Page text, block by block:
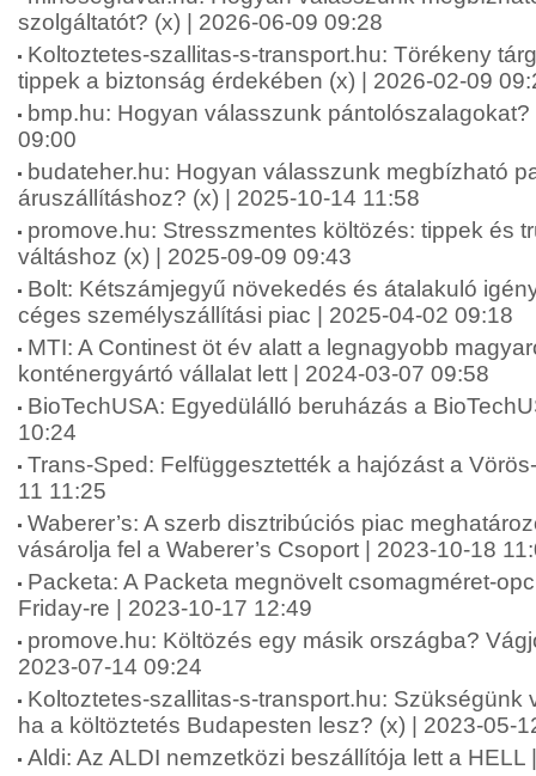
szolgáltatót? (x) | 2026-06-09 09:28
Koltoztetes-szallitas-s-transport.hu: Törékeny
tippek a biztonság érdekében (x) | 2026-02-09
bmp.hu: Hogyan válasszunk
09:00
budateher.hu: Hogyan válasszunk megbízható
áruszállításhoz? (x) | 2025-10-14 11:58
promove.hu: Stresszmentes költözés: tippek és
váltáshoz (x) | 2025-09-09 09:43
Bolt: Kétszámjegyű növekedés és átalakuló
céges személyszállítási piac | 2025-04-02 09:18
MTI: A Continest öt év alatt a legnagyobb
konténergyártó vállalat lett | 2024-03-07 09:58
BioTechUSA: Egyedülálló beruházás a
10:24
Trans-Sped: Felfüggesztették a hajózást a
11 11:25
Waberer’s: A szerb disztribúciós piac
vásárolja fel a Waberer’s Csoport | 2023-10-18
Packeta: A Packeta megnövelt csomagméret-
Friday-re | 2023-10-17 12:49
promove.hu: Költözés egy másik országba?
2023-07-14 09:24
Koltoztetes-szallitas-s-transport.hu: Szükségünk
ha a költöztetés Budapesten lesz? (x) | 2023-05-
Aldi: Az ALDI nemzetközi beszállítója lett a HELL